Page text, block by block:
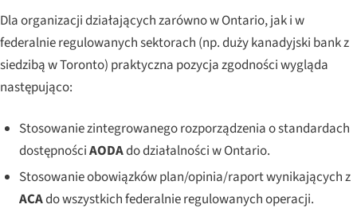
Dla organizacji działających zarówno w Ontario, jak i w
federalnie regulowanych sektorach (np. duży kanadyjski bank z
siedzibą w Toronto) praktyczna pozycja zgodności wygląda
następująco:
Stosowanie zintegrowanego rozporządzenia o standardach
dostępnościAODAdo działalności w Ontario.
Stosowanie obowiązków plan/opinia/raport wynikających z
ACAdo wszystkich federalnie regulowanych operacji.